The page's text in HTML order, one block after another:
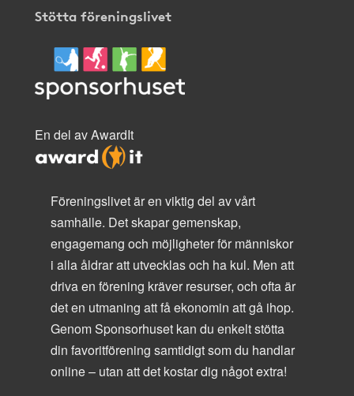
Stötta föreningslivet
En del av AwardIt
Föreningslivet är en viktig del av vårt
samhälle. Det skapar gemenskap,
engagemang och möjligheter för människor
i alla åldrar att utvecklas och ha kul. Men att
driva en förening kräver resurser, och ofta är
det en utmaning att få ekonomin att gå ihop.
Genom Sponsorhuset kan du enkelt stötta
din favoritförening samtidigt som du handlar
online – utan att det kostar dig något extra!